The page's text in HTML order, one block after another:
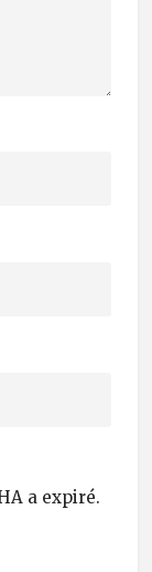
a expiré.